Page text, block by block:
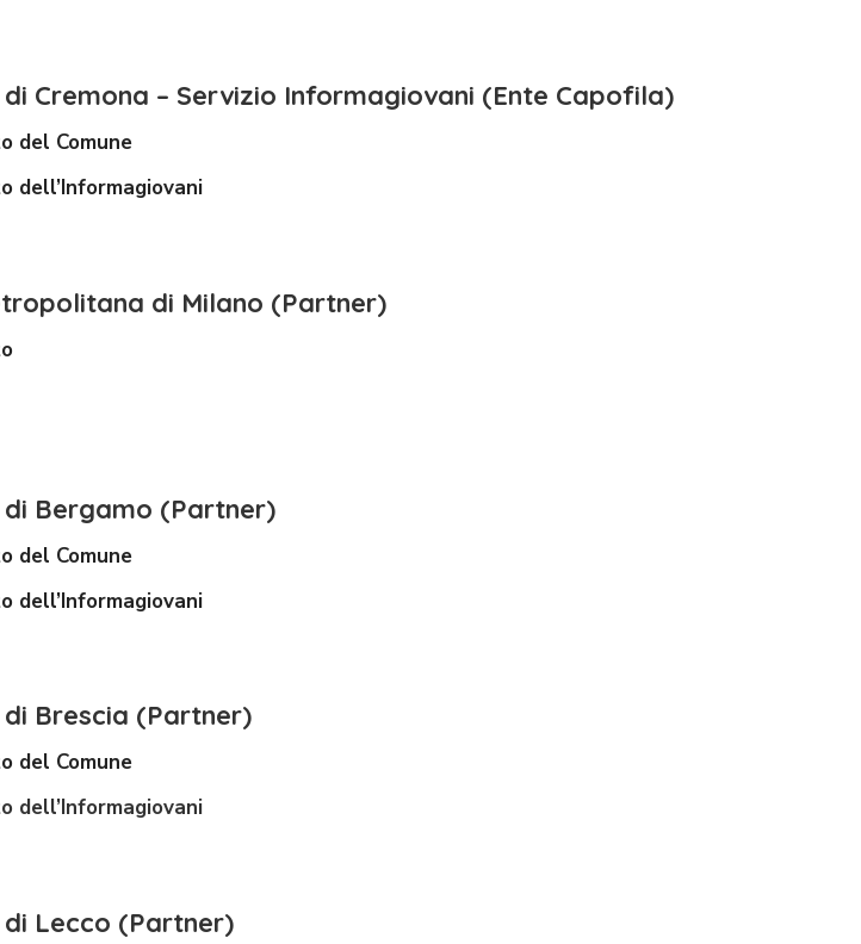
di Cremona – Servizio Informagiovani (Ente Capofila)
del Comune
dell’Informagiovani
di Milano (Partner)
di Bergamo (Partner)
del Comune
dell’Informagiovani
di Brescia (Partner)
del Comune
dell’Informagiovani
di Lecco (Partner)